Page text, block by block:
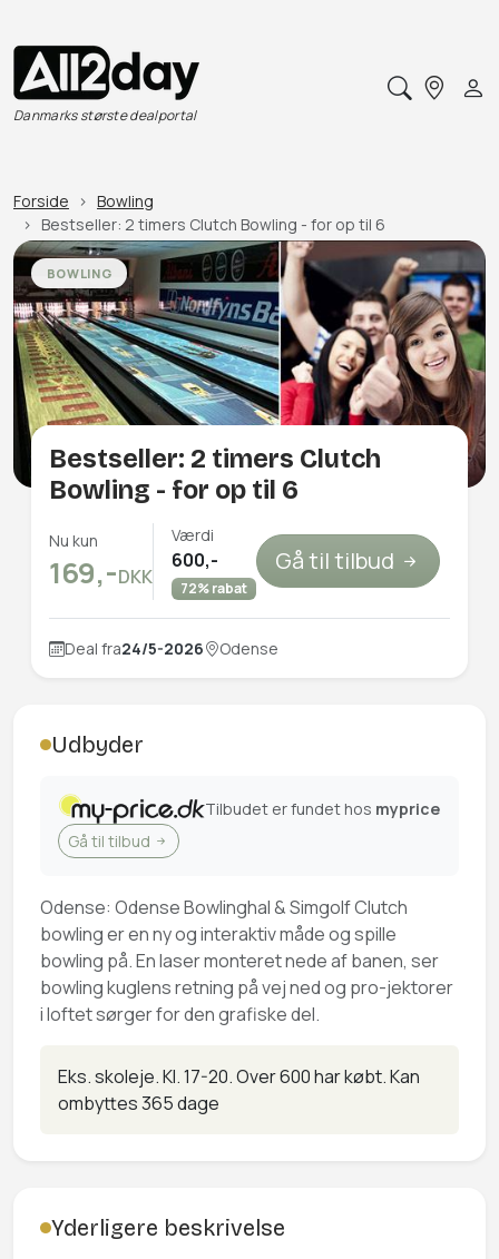
Danmarks største dealportal
Forside
Bowling
Bestseller: 2 timers Clutch Bowling - for op til 6
BOWLING
Bestseller: 2 timers Clutch
Bowling - for op til 6
Nu kun
169,-DKK
Værdi
600,-
72% rabat
Gå til tilbud
Deal fra24/5-2026 Odense
Udbyder
Tilbudet er fundet hos myprice
Gå til tilbud
Odense: Odense Bowlinghal & Simgolf Clutch
bowling er en ny og interaktiv måde og spille
bowling på. En laser monteret nede af banen, ser
bowling kuglens retning på vej ned og pro-jektorer
i loftet sørger for den grafiske del.
Eks. skoleje. Kl. 17-20. Over 600 har købt.Kan
ombyttes 365 dage
Yderligere beskrivelse